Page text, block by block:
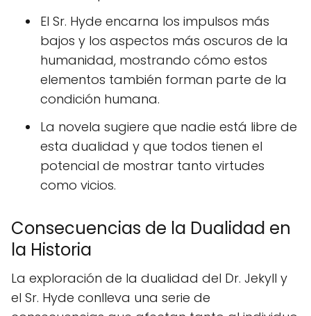
El Sr. Hyde encarna los impulsos más
bajos y los aspectos más oscuros de la
humanidad, mostrando cómo estos
elementos también forman parte de la
condición humana.
La novela sugiere que nadie está libre de
esta dualidad y que todos tienen el
potencial de mostrar tanto virtudes
como vicios.
Consecuencias de la Dualidad en
la Historia
La exploración de la dualidad del Dr. Jekyll y
el Sr. Hyde conlleva una serie de